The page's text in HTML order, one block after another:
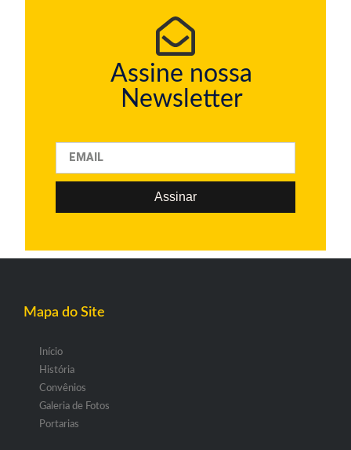
Assine nossa
Newsletter
Assinar
Mapa do Site
Início
História
Convênios
Galeria de Fotos
Portarias